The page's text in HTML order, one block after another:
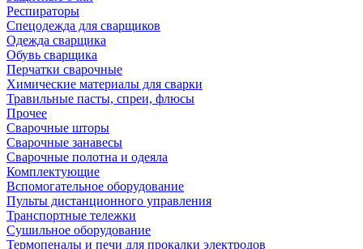
Респираторы
Спецодежда для сварщиков
Одежда сварщика
Обувь сварщика
Перчатки сварочные
Химические материалы для сварки
Травильные пасты, спреи, флюсы
Прочее
Сварочные шторы
Сварочные занавесы
Сварочные полотна и одеяла
Комплектующие
Вспомогательное оборудование
Пульты дистанционного управления
Транспортные тележки
Сушильное оборудование
Термопеналы и печи для прокалки электродов